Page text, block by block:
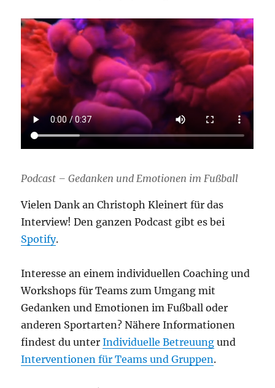
Podcast – Gedanken und Emotionen im Fußball
Vielen Dank an Christoph Kleinert für das
Interview! Den ganzen Podcast gibt es bei
Spotify.
Interesse an einem individuellen Coaching und
Workshops für Teams zum Umgang mit
Gedanken und Emotionen im Fußball oder
anderen Sportarten? Nähere Informationen
findest du unterIndividuelle Betreuung und
Interventionen für Teams und Gruppen.